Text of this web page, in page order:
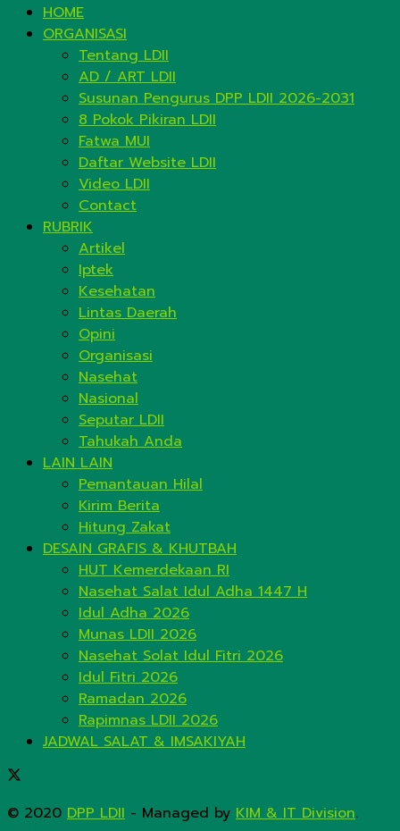
HOME
ORGANISASI
Tentang LDII
AD / ART LDII
Susunan Pengurus DPP LDII 2026-2031
8 Pokok Pikiran LDII
Fatwa MUI
Daftar Website LDII
Video LDII
Contact
RUBRIK
Artikel
Iptek
Kesehatan
Lintas Daerah
Opini
Organisasi
Nasehat
Nasional
Seputar LDII
Tahukah Anda
LAIN LAIN
Pemantauan Hilal
Kirim Berita
Hitung Zakat
DESAIN GRAFIS & KHUTBAH
HUT Kemerdekaan RI
Nasehat Salat Idul Adha 1447 H
Idul Adha 2026
Munas LDII 2026
Nasehat Solat Idul Fitri 2026
Idul Fitri 2026
Ramadan 2026
Rapimnas LDII 2026
JADWAL SALAT & IMSAKIYAH
© 2020 DPP LDII - Managed by KIM & IT Division.